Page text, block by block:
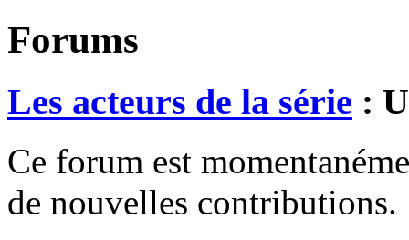
Forums
Les acteurs de la série :
Ce forum est
de nouvelles contributions.